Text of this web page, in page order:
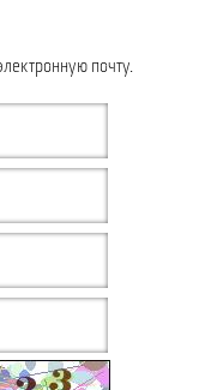
почту.